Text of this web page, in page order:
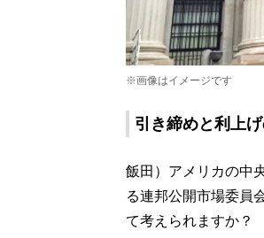
※画像はイメージです
引き締めと利上
飯田）アメリカの中
る連邦公開市場委員
て考えられますか？